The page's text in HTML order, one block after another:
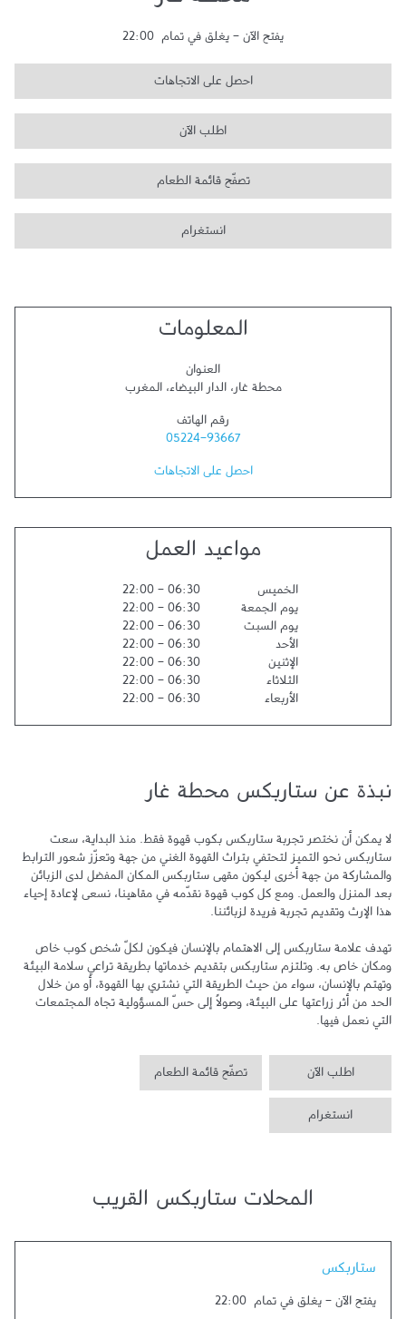
يفتح الآن - يغلق في تمام 22:00
احصل على الاتجاهات
اطلب الآن
تصفّح قائمة الطعام
انستغرام
المعلومات
العنوان
محطة غار،الدار البيضاء،المغرب
رقم الهاتف
05224-93667
احصل على الاتجاهات
مواعيد العمل
الخميس 06:30
-
22:00
يوم الجمعة
06:30
-
22:00
يوم السبت
06:30
-
22:00
الأحد
06:30
-
22:00
الإثنين
06:30
-
22:00
الثلاثاء
06:30
-
22:00
الأربعاء
06:30
-
22:00
نبذة عن ستاربكس محطة غار
التي نعمل فيها.
اطلب الآن تصفّح قائمة الطعام
انستغرام
المحلات ستاربكس القريب
ستاربكس
يفتح الآن - يغلق في تمام 22:00